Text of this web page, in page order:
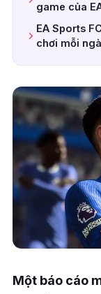
game của
EA Sports
chơi mỗi
Một báo cáo